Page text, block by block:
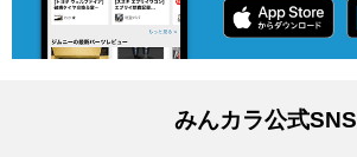
みんカラ公式SNS